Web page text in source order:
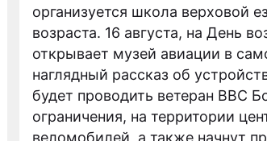
организуется школа верховой
возраста. 16 августа, на День
открывает музей авиации в
наглядный рассказ об
будет проводить ветеран ВВС
ограничения, на территории
веломобилей, а также начнут